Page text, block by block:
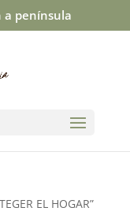
a península
EL HOGAR”